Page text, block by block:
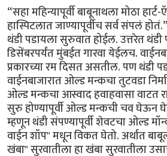
“सहा महिन्यापूर्वी बाबूनाथला मोठा
हास्पिटलात जाण्यापूर्वीच सर्व संपलं
थंडी पडायला सुरुवात होईल. उत्तरेत थंडी
डिसेंबरपर्यंत मुंबईत गारवा येईलच.
प्रकारच्या रम दिसत असतील. पण थंडी
वाईनबाजारात ओल्ड मन्कचा तुटवडा
ओल्ड मन्कचा आस्वाद हवाहवासा वाटत
सुरु होण्यापूर्वी ओल्ड मन्कची चव घेऊन
म्हणून थंडी संपण्यापूर्वी शेवटचा ओल्ड
वाईन शॉप" मधून विकत घेतो. अर्थात
खंबा" सुरवातीला हा खंबा सुरवातीला